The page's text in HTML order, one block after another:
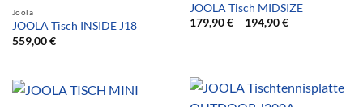
Joola
JOOLA Tisch INSIDE J18
559,00€
JOOLA Tisch MIDSIZE
179,90€– 194,90€